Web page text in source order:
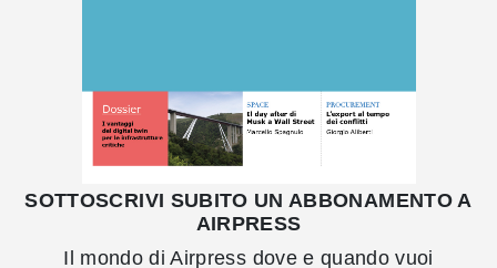
SOTTOSCRIVI SUBITO UN ABBONAMENTO A
AIRPRESS
Il mondo di Airpress dove e quando vuoi